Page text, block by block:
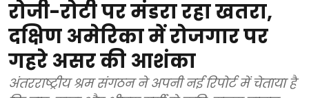
रोजी-रोटी पर मंडरा रहा खतरा,
दक्षिण अमेरिका में रोजगार पर
गहरे असर की आशंका
अंतरराष्ट्रीय श्रम संगठन ने अपनी नई रिपोर्ट में चेताया है